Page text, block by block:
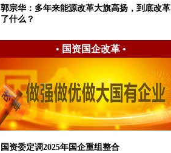
郭宗华：多年来能源改革大旗高扬，到底改革
了什么？
• 国资国企改革•
国资委定调2025年国企重组整合